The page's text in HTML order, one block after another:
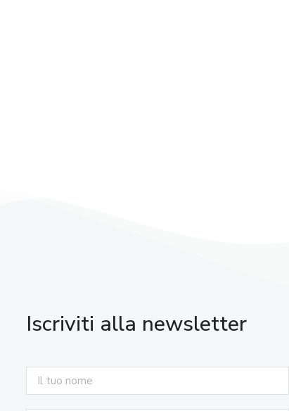
Iscriviti alla newsletter